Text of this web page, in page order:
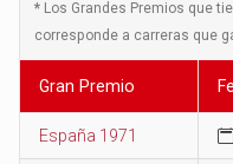
* Los Grandes Premios que
corresponde a carreras que
Gran Premio
España 1971